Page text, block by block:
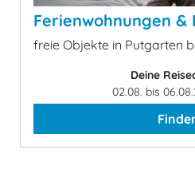
Ferienwohnungen &
freie Objekte in Putgarten
Deine
02.08. bis